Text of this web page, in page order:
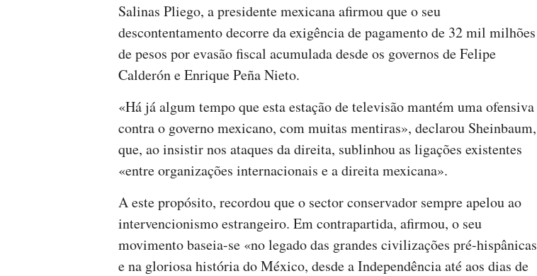
Salinas Pliego, a presidente mexicana afirmou que o seu
descontentamento decorre da exigência de pagamento de 32 mil milhões
de pesos por evasão fiscal acumulada desde os governos de Felipe
Calderón e Enrique Peña Nieto.
«Há já algum tempo que esta estação de televisão mantém uma ofensiva
contra o governo mexicano, com muitas mentiras», declarou Sheinbaum,
que, ao insistir nos ataques da direita, sublinhou as ligações existentes
«entre organizações internacionais e a direita mexicana».
A este propósito, recordou que o sector conservador sempre apelou ao
intervencionismo estrangeiro. Em contrapartida, afirmou, o seu
movimento baseia-se «no legado das grandes civilizações pré-hispânicas
e na gloriosa história do México, desde a Independência até aos dias de